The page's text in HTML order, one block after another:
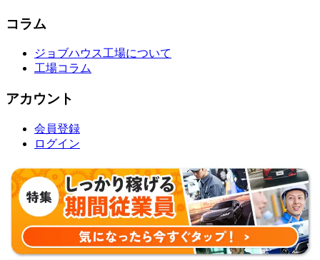
コラム
ジョブハウス工場について
工場コラム
アカウント
会員登録
ログイン